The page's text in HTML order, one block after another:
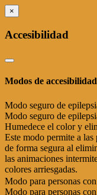
×
Accesibilidad
Modos de accesibilidad
Modo seguro de
Modo seguro de
Humedece el color y
Este modo permite a
de forma segura al
las animaciones
colores arriesgadas.
Modo para personas
Modo para personas